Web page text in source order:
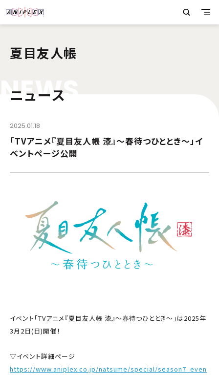
夏目友人帳
NEWS
ニュース
2025.01.18
「TVアニメ『夏目友人帳 漆』～春待つひととき～」イ
ベントページ公開
イベント「TVアニメ『夏目友人帳 漆』～春待つひととき～」は2025年
3月2日(日)開催！
▽イベント詳細ページ
https://www.aniplex.co.jp/natsume/special/season7_even